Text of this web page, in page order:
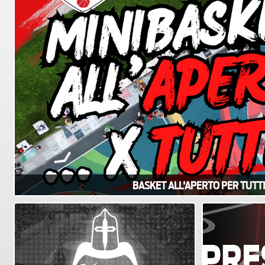
BASKET ALL'APERTO PER TUTTI